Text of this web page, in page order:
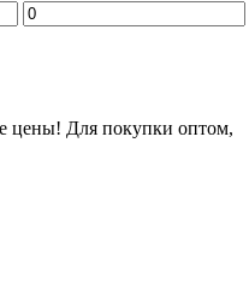
цены! Для покупки оптом,